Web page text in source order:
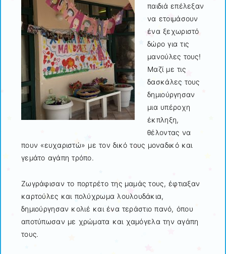
παιδιά επέλεξαν
να ετοιμάσουν
ένα ξεχωριστό
δώρο για τις
μανούλες τους!
Μαζί με τις
δασκάλες τους
δημιούργησαν
μια υπέροχη
έκπληξη,
θέλοντας να
πουν «ευχαριστώ» με τον δικό τους μοναδικό και
γεμάτο αγάπη τρόπο.
Ζωγράφισαν το πορτρέτο της μαμάς τους, έφτιαξαν
καρτούλες και πολύχρωμα λουλουδάκια,
δημιούργησαν κολιέ και ένα τεράστιο πανό, όπου
αποτύπωσαν με χρώματα και χαμόγελα την αγάπη
τους.